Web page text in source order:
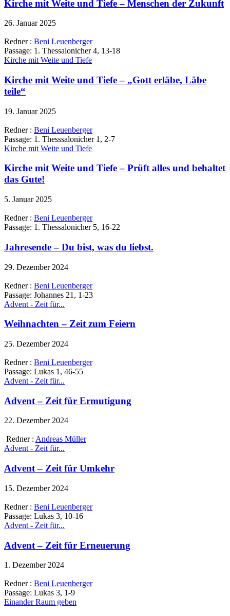
Kirche mit Weite und Tiefe – Menschen der Zukunft
26. Januar 2025
Redner : Beni Leuenberger
Passage: 1. Thessalonicher 4, 13-18
Kirche mit Weite und Tiefe
Kirche mit Weite und Tiefe – „Gott erläbe, Läbe
teile“
19. Januar 2025
Redner : Beni Leuenberger
Passage: 1. Thesssalonicher 1, 2-7
Kirche mit Weite und Tiefe
Kirche mit Weite und Tiefe – Prüft alles und behaltet
das Gute!
5. Januar 2025
Redner : Beni Leuenberger
Passage: 1. Thessalonicher 5, 16-22
Jahresende – Du bist, was du liebst.
29. Dezember 2024
Redner : Beni Leuenberger
Passage: Johannes 21, 1-23
Advent - Zeit für...
Weihnachten – Zeit zum Feiern
25. Dezember 2024
Redner : Beni Leuenberger
Passage: Lukas 1, 46-55
Advent - Zeit für...
Advent – Zeit für Ermutigung
22. Dezember 2024
Redner : Andreas Müller
Advent - Zeit für...
Advent – Zeit für Umkehr
15. Dezember 2024
Redner : Beni Leuenberger
Passage: Lukas 3, 10-16
Advent - Zeit für...
Advent – Zeit für Erneuerung
1. Dezember 2024
Redner : Beni Leuenberger
Passage: Lukas 3, 1-9
Einander Raum geben